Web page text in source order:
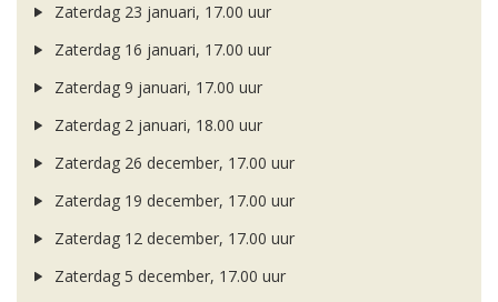
Zaterdag 23 januari, 17.00 uur
Zaterdag 16 januari, 17.00 uur
Zaterdag 9 januari, 17.00 uur
Zaterdag 2 januari, 18.00 uur
Zaterdag 26 december, 17.00 uur
Zaterdag 19 december, 17.00 uur
Zaterdag 12 december, 17.00 uur
Zaterdag 5 december, 17.00 uur